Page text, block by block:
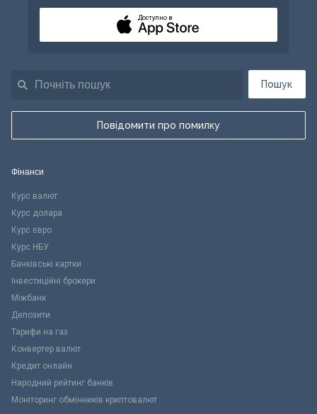
Пошук
Повідомити про помилку
Доступно в
Фінанси
Курс валют
Курс долара
Курс євро
Курс НБУ
Банківські картки
Інвестиційні брокери
Міжбанк
Депозити
Тарифи на газ
Конвертер валют
Кредит онлайн
Народний рейтинг банків
Моніторинг обмінників криптовалют